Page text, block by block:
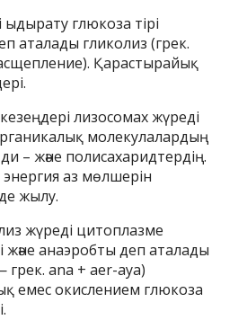
глюкоза тірі
аталады гликолиз (грек.
Қарастырайық
лизосомах жүреді
молекулалардың
– және полисахаридтердің.
аз мөлшерін
жылу.
жүреді цитоплазме
және анаэробты деп аталады
ana + aer-ауа)
емес окислением глюкоза